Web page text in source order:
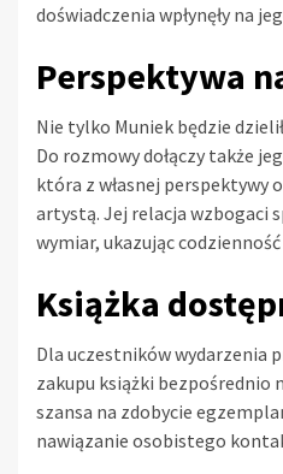
doświadczenia wpłynęły na
Perspektywa
Nie tylko Muniek będzie
Do rozmowy dołączy także
która z własnej perspektywy
artystą. Jej relacja wzbogaci
wymiar, ukazując
Książka
Dla uczestników wydarzenia
zakupu książki bezpośrednio
szansa na zdobycie
nawiązanie osobistego